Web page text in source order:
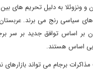
و ونزوئلا به دلیل تحریم
سیاسی رنج می برند.
اساس توافق جدید بر سر
بی اساس هستند.
برجام می تواند